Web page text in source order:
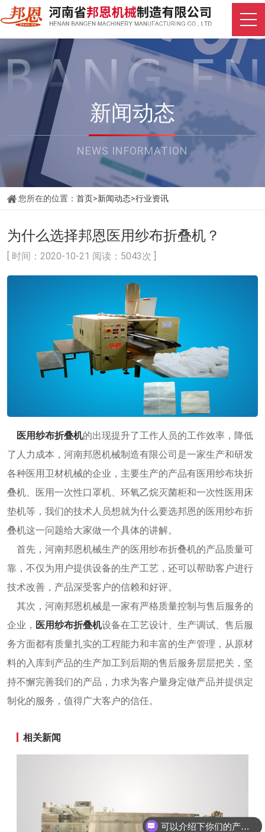
新闻动态
NEWS INFORMATION
您所在的位置： 首页>新闻动态>行业资讯
为什么选择邦恩医用纱布折叠机？
[ 时间：2020-10-21 阅读：5043次 ]
医用纱布折叠机的出现提升了工作人员的工作效率，降低
了人力成本，河南邦恩机械制造有限公司是一家生产和研发
各种医用卫材机械的企业，主要生产的产品有医用纱布块折
叠机、医用一次性口罩机、环氧乙烷灭菌柜和一次性医用床
垫机等，我们的技术人员想就为什么要选邦恩的医用纱布折
叠机这一问题给大家做一个具体的讲解。
首先，河南邦恩机械生产的医用纱布折叠机的产品质量可
靠，不仅为用户提供设备的生产工艺，还可以帮助客户进行
技术改善，产品深受客户的信赖和好评。
其次，河南邦恩机械是一家有严格质量控制与售后服务的
企业， 医用纱布折叠机设备在工艺设计、生产调试、售后服
务方面都有质量扎实的工程能力和丰富的生产管理，从原材
料的入库到产品的生产加工到后期的售后服务层层把关，坚
持不懈完善我们的产品，力求为客户量身定做产品并提供定
制化的服务，值得广大客户的信任。
相关新闻
可以介绍下你们的产品么？